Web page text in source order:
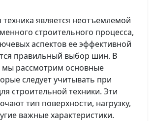
техника является неотъемлемой
строительного процесса,
аспектов ее эффективной
правильный выбор шин. В
мы рассмотрим основные
следует учитывать при
строительной техники. Эти
тип поверхности, нагрузку,
важные характеристики.